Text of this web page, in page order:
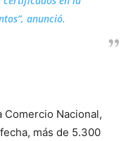
anunció.
Comercio Nacional,
más de 5.300